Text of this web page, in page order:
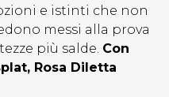
e istinti che non
messi alla prova
più salde. Con
Rosa Diletta